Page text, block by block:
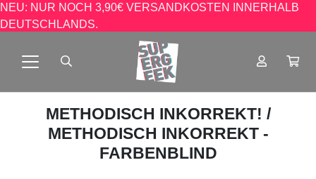
NEU: NUR NOCH 3,90€ VERSANDKOSTEN INNERHALB
DEUTSCHLANDS.
METHODISCH INKORREKT! /
METHODISCH INKORREKT -
FARBENBLIND